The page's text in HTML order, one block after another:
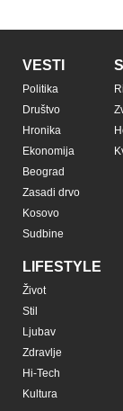
VESTI
Politika
Društvo
Hronika
Ekonomija
Beograd
Zasadi drvo
Kosovo
Sudbine
LIFESTYLE
Život
Stil
Ljubav
Zdravlje
Hi-Tech
Kultura